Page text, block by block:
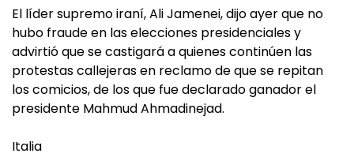
El líder supremo iraní, Ali Jamenei, dijo ayer que no
hubo fraude en las elecciones presidenciales y
advirtió que se castigará a quienes continúen las
protestas callejeras en reclamo de que se repitan
los comicios, de los que fue declarado ganador el
presidente Mahmud Ahmadinejad.
Italia